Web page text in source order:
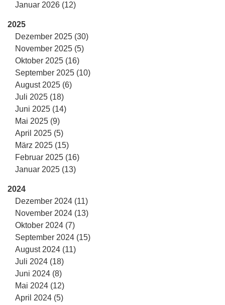
Januar 2026 (12)
2025
Dezember 2025 (30)
November 2025 (5)
Oktober 2025 (16)
September 2025 (10)
August 2025 (6)
Juli 2025 (18)
Juni 2025 (14)
Mai 2025 (9)
April 2025 (5)
März 2025 (15)
Februar 2025 (16)
Januar 2025 (13)
2024
Dezember 2024 (11)
November 2024 (13)
Oktober 2024 (7)
September 2024 (15)
August 2024 (11)
Juli 2024 (18)
Juni 2024 (8)
Mai 2024 (12)
April 2024 (5)